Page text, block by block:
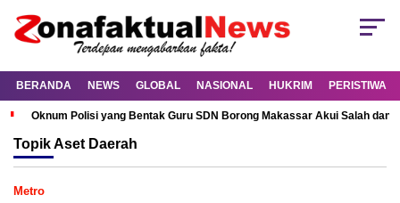
BERANDA NEWS GLOBAL NASIONAL HUKRIM PERISTIWA
Oknum Polisi yang Bentak Guru SDN Borong Makassar Akui Salah dan
TopikAset Daerah
Metro